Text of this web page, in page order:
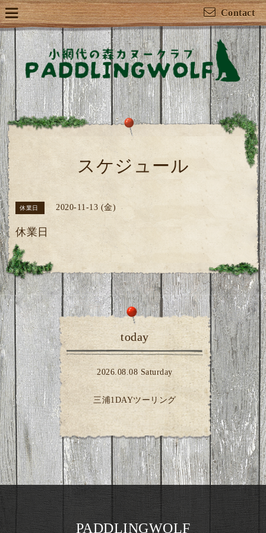
Contact
スケジュール
休業日 2020-11-13 (金)
休業日
today
2026.08.08 Saturday
三浦1DAYツーリング
PADDLINGWOLF